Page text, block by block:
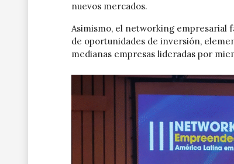
nuevos mercados.
Asimismo, el networking empresarial
de oportunidades de inversión,
medianas empresas lideradas por